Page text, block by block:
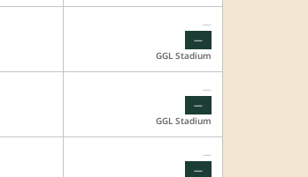
—
—
GGL Stadium
—
—
GGL Stadium
—
—